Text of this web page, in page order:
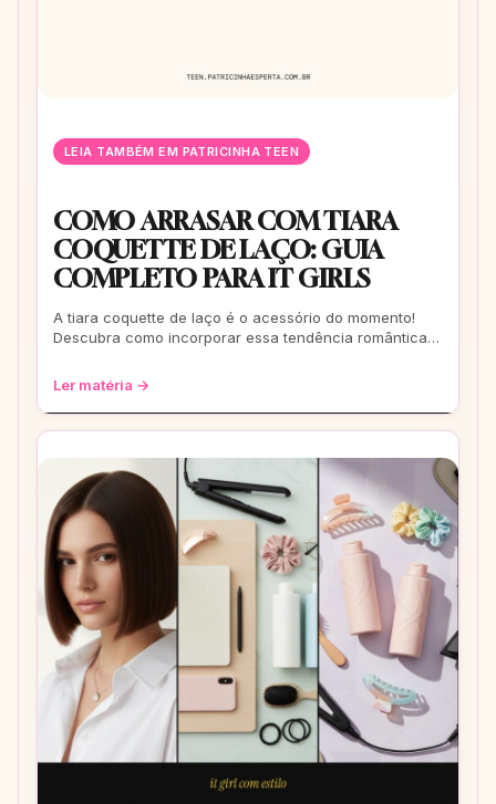
LEIA TAMBÉM EM PATRICINHA TEEN
COMO ARRASAR COM TIARA
COQUETTE DE LAÇO: GUIA
COMPLETO PARA IT GIRLS
A tiara coquette de laço é o acessório do momento!
Descubra como incorporar essa tendência romântica e
Ler matéria →